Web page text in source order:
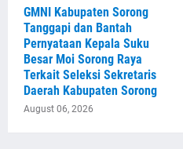
GMNI Kabupaten Sorong
Tanggapi dan Bantah
Pernyataan Kepala Suku
Besar Moi Sorong Raya
Terkait Seleksi Sekretaris
Daerah Kabupaten Sorong
August 06, 2026